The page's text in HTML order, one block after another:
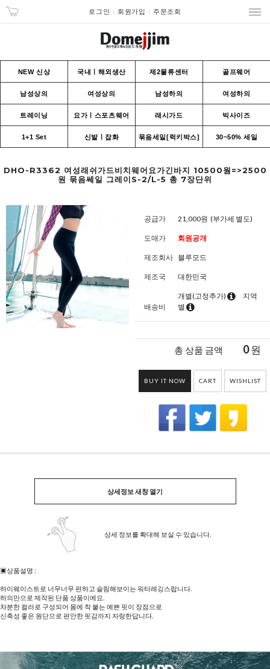
로그인 회원가입 주문조회
NEW 신상 국내ㅣ해외생산 제2물류센터 골프웨어
남성상의 여성상의 남성하의 여성하의
트레이닝 요가ㅣ스포츠웨어 래시가드 빅사이즈
1+1 Set 신발ㅣ잡화 묶음세일[럭키박스] 30~50% 세일
DHO-R3362 여성래쉬가드비치웨어요가긴바지 10500웜=>2500
원 묶음쎄일 그레이S-2/L-5 총 7장단위
공급가 21,000원 (부가세 별도)
도매가 회원공개
제조회사 블루모드
제조국 대한민국
배송비
개별(고정추가)
지역
별
총 상품 금액 0원
BUY IT NOW CART WISHLIST
상세정보 새창 열기
상세 정보를 확대해 보실 수 있습니다.
▣상품설명 :
하이웨이스트로 너무너무 편하고 슬림해보이는 워터레깅스랍니다.
하의만으로 제작된 단품 상품이에요.
차분한 컬러로 구성되어 몸에 착 붙는 예쁜 핏이 장점으로
신축성 좋은 원단으로 편안한 핏감까지 자랑한답니다.